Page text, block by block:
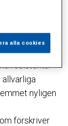
är
resistenta
nyligen
förskriver
alla cookies